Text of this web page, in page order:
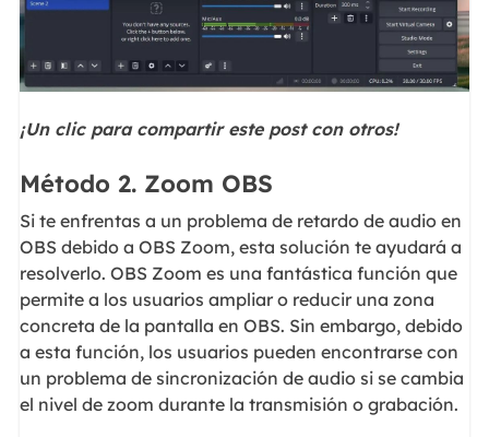
¡Un clic para compartir este post con otros!
Método 2. Zoom OBS
Si te enfrentas a un problema de retardo de audio en
OBS debido a OBS Zoom, esta solución te ayudará a
resolverlo. OBS Zoom es una fantástica función que
permite a los usuarios ampliar o reducir una zona
concreta de la pantalla en OBS. Sin embargo, debido
a esta función, los usuarios pueden encontrarse con
un problema de sincronización de audio si se cambia
el nivel de zoom durante la transmisión o grabación.